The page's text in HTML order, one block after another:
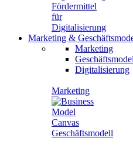
Fördermittel
für
Digitalisierung
Marketing &
Marketing
Digitalisierung
Marketing
Geschäftsmodell